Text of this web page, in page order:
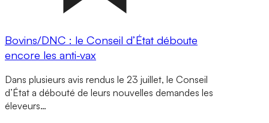
Bovins/DNC : le Conseil d’État déboute
encore les anti-vax
Dans plusieurs avis rendus le 23 juillet, le Conseil
d’État a débouté de leurs nouvelles demandes les
éleveurs…